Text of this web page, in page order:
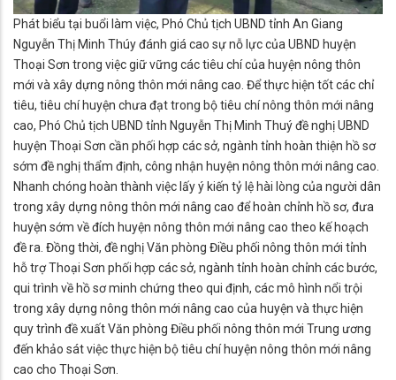
Phát biểu tại buổi làm việc, Phó Chủ tịch UBND tỉnh An Giang
Nguyễn Thị Minh Thúy đánh giá cao sự nỗ lực của UBND huyện
Thoại Sơn trong việc giữ vững các tiêu chí của huyện nông thôn
mới và xây dựng nông thôn mới nâng cao. Để thực hiện tốt các chỉ
tiêu, tiêu chí huyện chưa đạt trong bộ tiêu chí nông thôn mới nâng
cao, Phó Chủ tịch UBND tỉnh Nguyễn Thị Minh Thuý đề nghị UBND
huyện Thoại Sơn cần phối hợp các sở, ngành tỉnh hoàn thiện hồ sơ
sớm đề nghị thẩm định, công nhận huyện nông thôn mới nâng cao.
Nhanh chóng hoàn thành việc lấy ý kiến tỷ lệ hài lòng của người dân
trong xây dựng nông thôn mới nâng cao để hoàn chỉnh hồ sơ, đưa
huyện sớm về đích huyện nông thôn mới nâng cao theo kế hoạch
đề ra. Đồng thời, đề nghị Văn phòng Điều phối nông thôn mới tỉnh
hỗ trợ Thoại Sơn phối hợp các sở, ngành tỉnh hoàn chỉnh các bước,
qui trình về hồ sơ minh chứng theo qui định, các mô hình nổi trội
trong xây dựng nông thôn mới nâng cao của huyện và thực hiện
quy trình đề xuất Văn phòng Điều phối nông thôn mới Trung ương
đến khảo sát việc thực hiện bộ tiêu chí huyện nông thôn mới nâng
cao cho Thoại Sơn.